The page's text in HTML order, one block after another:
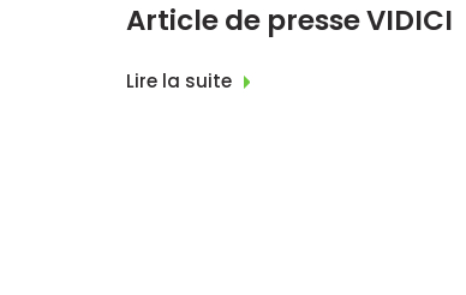
Article de presse VIDICI
Lire la suite